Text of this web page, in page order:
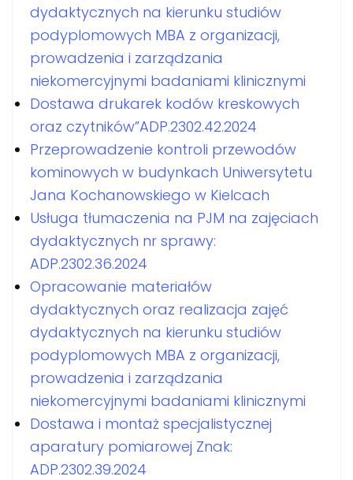
dydaktycznych na kierunku studiów
podyplomowych MBA z organizacji,
prowadzenia i zarządzania
niekomercyjnymi badaniami klinicznymi
Dostawa drukarek kodów kreskowych
oraz czytników”ADP.2302.42.2024
Przeprowadzenie kontroli przewodów
kominowych w budynkach Uniwersytetu
Jana Kochanowskiego w Kielcach
Usługa tłumaczenia na PJM na zajęciach
dydaktycznych nr sprawy:
ADP.2302.36.2024
Opracowanie materiałów
dydaktycznych oraz realizacja zajęć
dydaktycznych na kierunku studiów
podyplomowych MBA z organizacji,
prowadzenia i zarządzania
niekomercyjnymi badaniami klinicznymi
Dostawa i montaż specjalistycznej
aparatury pomiarowej Znak:
ADP.2302.39.2024